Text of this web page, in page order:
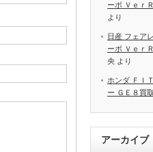
ーボ Ｖｅｒ
より
日産 フェア
ーボ Ｖｅｒ
央 より
ホンダ ＦＩ
ー ＧＥ８買
アーカイブ